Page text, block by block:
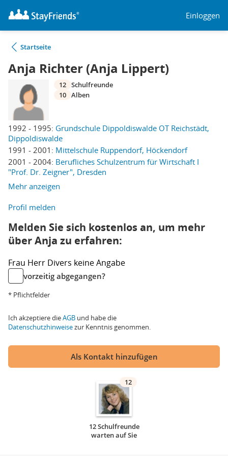
Einloggen
Startseite
Anja Richter (Anja Lippert)
1992 - 1995: Grundschule Dippoldiswalde OT Reichstädt,
Dippoldiswalde
1991 - 2001: Mittelschule Ruppendorf, Höckendorf
2001 - 2004: Berufliches Schulzentrum für Wirtschaft I
"Prof. Dr. Zeigner", Dresden
Mehr anzeigen
12 Schulfreunde
10 Alben
Profil melden
Melden Sie sich kostenlos an, um mehr
über Anja zu erfahren:
Frau Herr Divers keine Angabe
vorzeitig abgegangen?
* Pflichtfelder
Ich akzeptiere dieAGB und habe die
Datenschutzhinweisezur Kenntnis genommen.
Als Kontakt hinzufügen
12
12 Schulfreunde
warten auf Sie